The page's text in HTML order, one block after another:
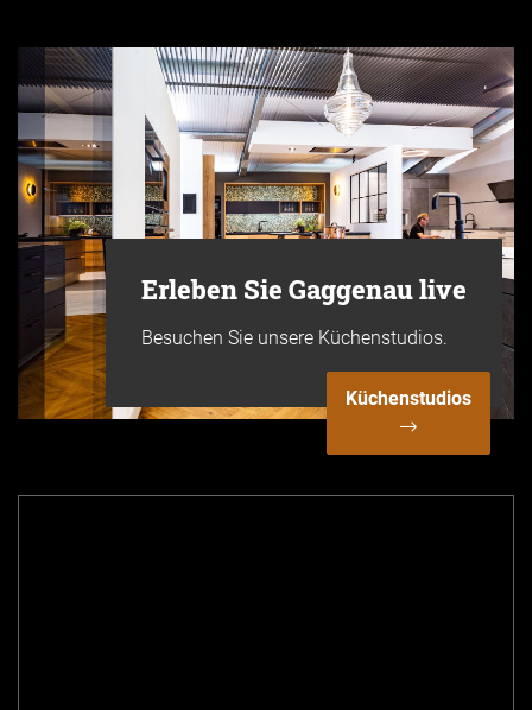
Erleben Sie Gaggenau live
Besuchen Sie unsere Küchenstudios.
Küchenstudios